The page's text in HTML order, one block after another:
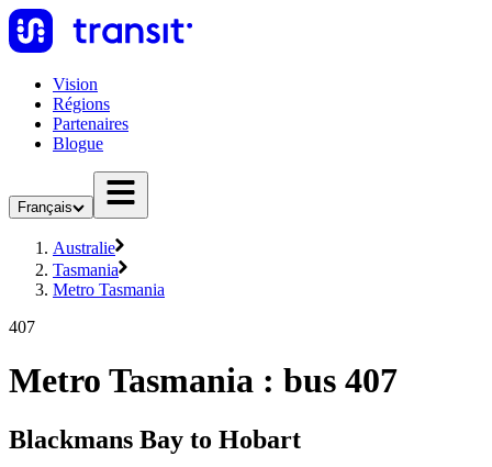
Vision
Régions
Partenaires
Blogue
Français
Australie
Tasmania
Metro Tasmania
407
Metro Tasmania : bus 407
Blackmans Bay to Hobart